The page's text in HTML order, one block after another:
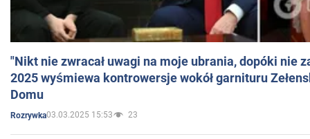
"Nikt nie zwracał uwagi na moje ubrania, dopóki nie
2025 wyśmiewa kontrowersje wokół garnituru
Domu
Rozrywka03.03.2025 15:53 23